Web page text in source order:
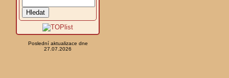
Poslední aktualizace dne
27.07.2026